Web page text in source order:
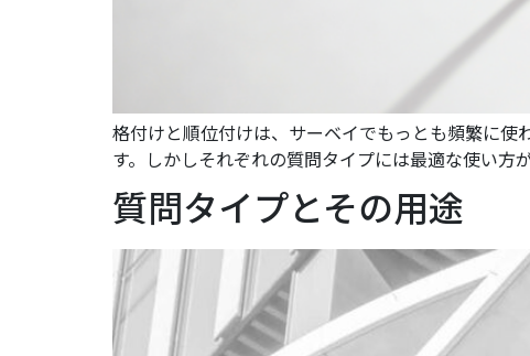
格付けと順位付けは、サーベイでもっとも頻繁に使
す。しかしそれぞれの質問タイプには最適な使い方
質問タイプとその用途